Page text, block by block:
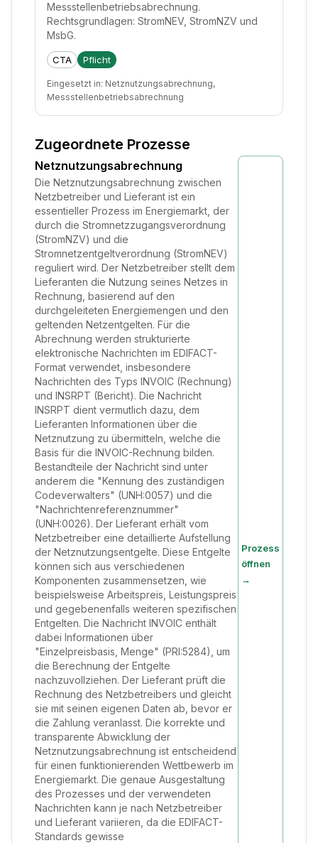
Messstellenbetriebsabrechnung.
Rechtsgrundlagen: StromNEV, StromNZV und
MsbG.
CTA Pflicht
Eingesetzt in: Netznutzungsabrechnung,
Messstellenbetriebsabrechnung
Zugeordnete Prozesse
Netznutzungsabrechnung
Die Netznutzungsabrechnung zwischen
Netzbetreiber und Lieferant ist ein
essentieller Prozess im Energiemarkt, der
durch die Stromnetzzugangsverordnung
(StromNZV) und die
Stromnetzentgeltverordnung (StromNEV)
reguliert wird. Der Netzbetreiber stellt dem
Lieferanten die Nutzung seines Netzes in
Rechnung, basierend auf den
durchgeleiteten Energiemengen und den
geltenden Netzentgelten. Für die
Abrechnung werden strukturierte
elektronische Nachrichten im EDIFACT-
Format verwendet, insbesondere
Nachrichten des Typs INVOIC (Rechnung)
und INSRPT (Bericht). Die Nachricht
INSRPT dient vermutlich dazu, dem
Lieferanten Informationen über die
Netznutzung zu übermitteln, welche die
Basis für die INVOIC-Rechnung bilden.
Bestandteile der Nachricht sind unter
anderem die "Kennung des zuständigen
Codeverwalters" (UNH:0057) und die
"Nachrichtenreferenznummer"
(UNH:0026). Der Lieferant erhält vom
Netzbetreiber eine detaillierte Aufstellung
der Netznutzungsentgelte. Diese Entgelte
können sich aus verschiedenen
Komponenten zusammensetzen, wie
beispielsweise Arbeitspreis, Leistungspreis
und gegebenenfalls weiteren spezifischen
Entgelten. Die Nachricht INVOIC enthält
dabei Informationen über
"Einzelpreisbasis, Menge" (PRI:5284), um
die Berechnung der Entgelte
nachzuvollziehen. Der Lieferant prüft die
Rechnung des Netzbetreibers und gleicht
sie mit seinen eigenen Daten ab, bevor er
die Zahlung veranlasst. Die korrekte und
transparente Abwicklung der
Netznutzungsabrechnung ist entscheidend
für einen funktionierenden Wettbewerb im
Energiemarkt. Die genaue Ausgestaltung
des Prozesses und der verwendeten
Nachrichten kann je nach Netzbetreiber
und Lieferant variieren, da die EDIFACT-
Standards gewisse
Prozess
öffnen
→